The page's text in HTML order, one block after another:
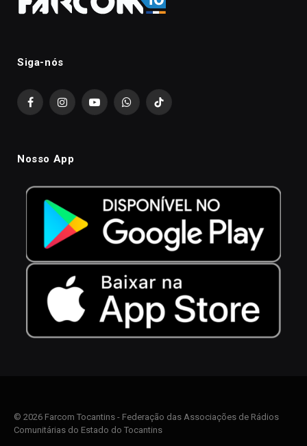
Siga-nós
FacebookInstagramYouTubeWhatsAppTikTok
Nosso App
© 2026 Farcom Tocantins - Federação das Associações de Rádios
Comunitárias do Estado do Tocantins